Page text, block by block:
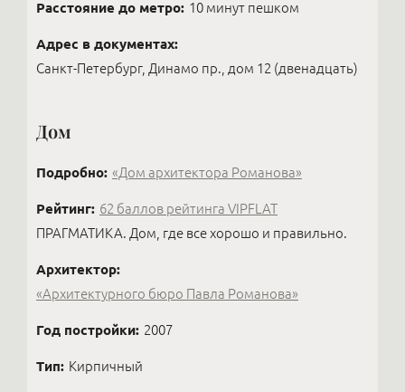
Расстояние до метро: 10 минут пешком
Адрес в документах:
Санкт-Петербург, Динамо пр., дом 12 (двенадцать)
Дом
Подробно: «Дом архитектора Романова»
Рейтинг: 62 баллов рейтинга VIPFLAT
ПРАГМАТИКА. Дом, где все хорошо и правильно.
Архитектор:
«Архитектурного бюро Павла Романова»
Год постройки: 2007
Тип: Кирпичный